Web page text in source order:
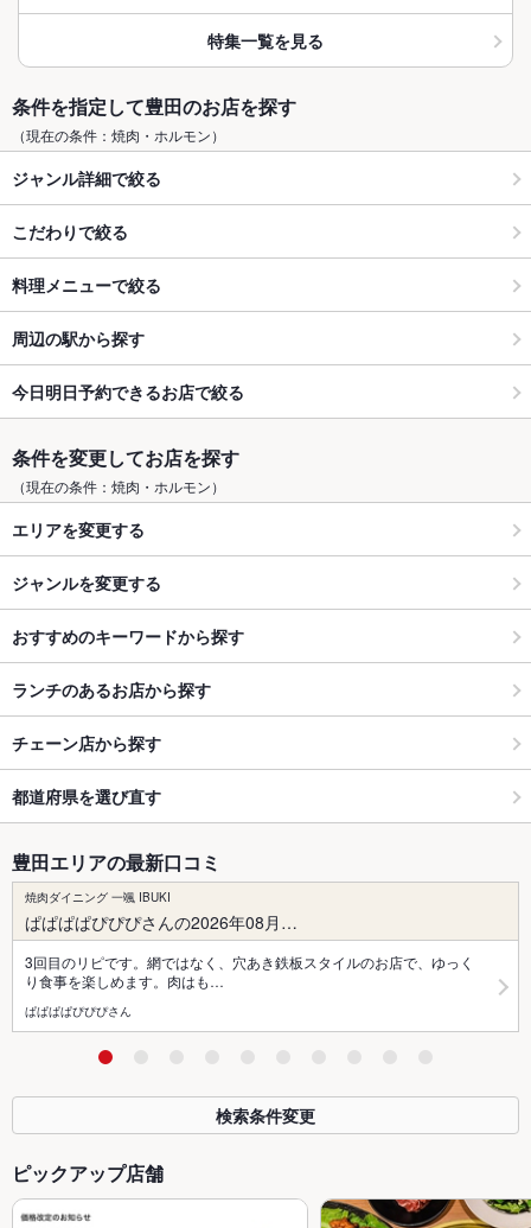
特集一覧を見る
条件を指定して豊田のお店を探す
（現在の条件：焼肉・ホルモン）
ジャンル詳細で絞る
こだわりで絞る
料理メニューで絞る
周辺の駅から探す
今日明日予約できるお店で絞る
条件を変更してお店を探す
（現在の条件：焼肉・ホルモン）
エリアを変更する
ジャンルを変更する
おすすめのキーワードから探す
ランチのあるお店から探す
チェーン店から探す
都道府県を選び直す
豊田エリアの最新口コミ
焼肉ダイニング 一颯 IBUKI
ぱぱぱぱぴぴぴさんの2026年08月…
3回目のリピです。網ではなく、穴あき鉄板スタイルのお店で、ゆっく
り食事を楽しめます。肉はも…
ぱぱぱぱぴぴぴさん
検索条件変更
ピックアップ店舗